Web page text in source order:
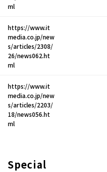
ml
https://www.it
media.co.jp/new
s/articles/2308/
26/news062.ht
ml
https://www.it
media.co.jp/new
s/articles/2203/
18/news056.ht
ml
Special